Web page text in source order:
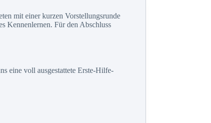
mit einer kurzen Vorstellungsrunde
Kennenlernen. Für den Abschluss
eine voll ausgestattete Erste-Hilfe-